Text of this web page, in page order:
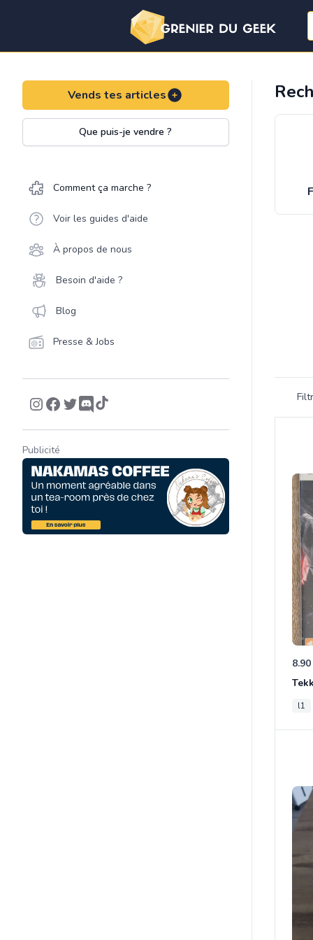
Vends tes articles
Que puis-je vendre ?
Comment ça marche ?
Voir les guides d'aide
À propos de nous
Besoin d'aide ?
Blog
Presse & Jobs
Publicité
l1